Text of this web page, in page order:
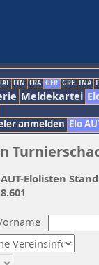
FIN FRA GER GRE INA
Meldekartei
anmelden Elo
AUT-Elolisten
8.601